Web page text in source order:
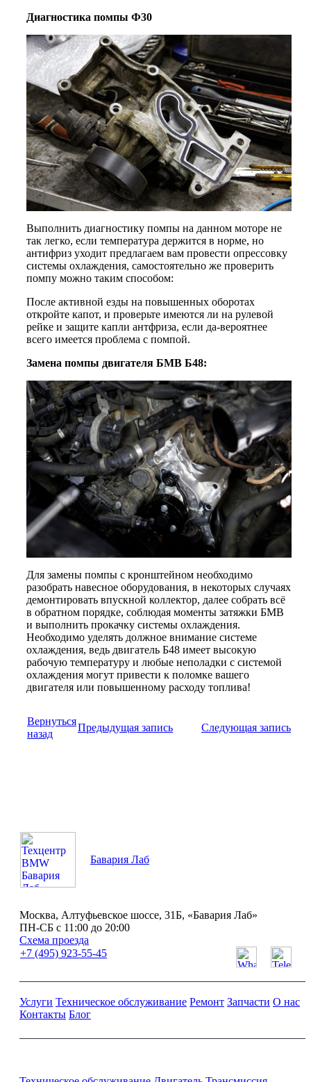
Диагностика помпы Ф30
Выполнить диагностику помпы на данном моторе не
так легко, если температура держится в норме, но
антифриз уходит предлагаем вам провести опрессовку
системы охлаждения, самостоятельно же проверить
помпу можно таким способом:
После активной езды на повышенных оборотах
откройте капот, и проверьте имеются ли на рулевой
рейке и защите капли антфриза, если да-вероятнее
всего имеется проблема с помпой.
Замена помпы двигателя БМВ Б48:
Для замены помпы с кронштейном необходимо
разобрать навесное оборудования, в некоторых случаях
демонтировать впускной коллектор, далее собрать всё
в обратном порядке, соблюдая моменты затяжки БМВ
и выполнить прокачку системы охлаждения.
Необходимо уделять должное внимание системе
охлаждения, ведь двигатель Б48 имеет высокую
рабочую температуру и любые неполадки с системой
охлаждения могут привести к поломке вашего
двигателя или повышенному расходу топлива!
Вернуться
назад
Предыдущая запись Следующая запись
Бавария Лаб
Москва, Алтуфьевское шоссе, 31Б, «Бавария Лаб»
ПН-СБ с 11:00 до 20:00
Схема проезда
+7 (495) 923-55-45
Услуги Техническое обслуживание Ремонт Запчасти О нас
Контакты Блог